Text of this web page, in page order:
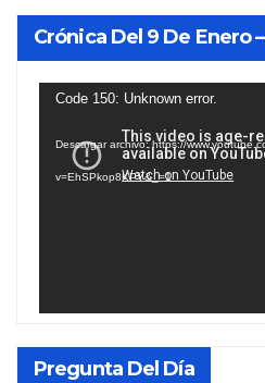
Crónica Del 9 De Enero
Reproductor
vídeo
Code 150: Unknown error.
Descargar archivo: https://
v=EhSPkop8KPY&_=1
Pregunta Del Día